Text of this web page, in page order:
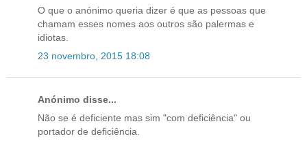
O que o anónimo queria dizer é que as pessoas que
chamam esses nomes aos outros são palermas e
idiotas.
23 novembro, 2015 18:08
Anónimo disse...
Não se é deficiente mas sim "com deficiência" ou
portador de deficiência.